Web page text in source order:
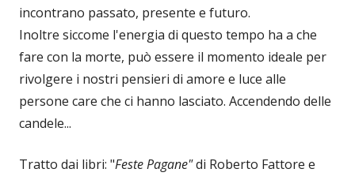
incontrano passato, presente e futuro.
Inoltre siccome l'energia di questo tempo ha a che
fare con la morte, può essere il momento ideale per
rivolgere i nostri pensieri di amore e luce alle
persone care che ci hanno lasciato. Accendendo delle
candele...
Tratto dai libri: "Feste Pagane"di Roberto Fattore e